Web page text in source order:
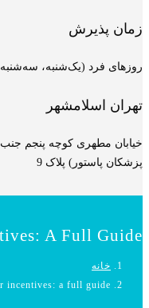
زمان پذیرش
روزهای فرد (یک‌شنبه، سه‌شنبه و
تهران اسلامشهر
خیابان مطهری کوچه پنجم جنب
پزشکان پاستور) پلاک 9
A Full Guide
خانه
incentives: a full guide